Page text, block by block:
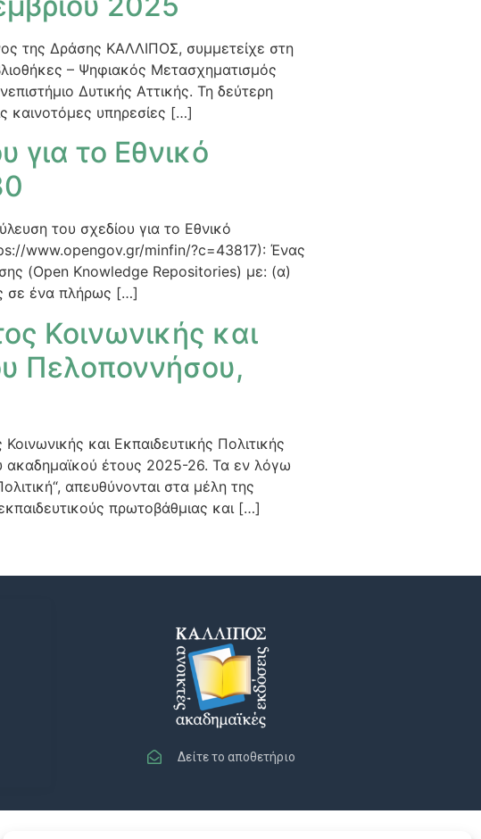
της Δράσης ΚΑΛΛΙΠΟΣ, συμμετείχε στη
– Ψηφιακός Μετασχηματισμός
Δυτικής Αττικής. Τη δεύτερη
καινοτόμες υπηρεσίες […]
για το Εθνικό
του σχεδίου για το Εθνικό
www.opengov.gr/minfin/?c=43817): Ένας
(Open Knowledge Repositories) με: (α)
σε ένα πλήρως […]
Κοινωνικής και
Πελοποννήσου,
και Εκπαιδευτικής Πολιτικής
ακαδημαϊκού έτους 2025-26. Τα εν λόγω
απευθύνονται στα μέλη της
πρωτοβάθμιας και […]
Δείτε το αποθετήριο